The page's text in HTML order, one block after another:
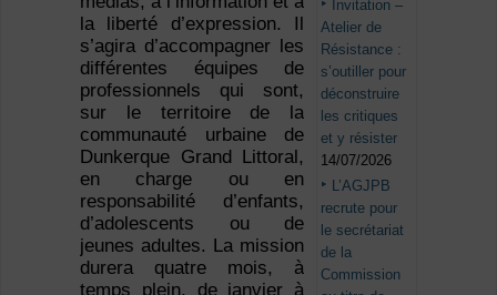
la liberté d’expression. Il
s’agira d’accompagner les
différentes équipes de
professionnels qui sont,
sur le territoire de la
communauté urbaine de
Dunkerque Grand Littoral,
en charge ou en
responsabilité d’enfants,
d’adolescents ou de
jeunes adultes. La mission
durera quatre mois, à
temps plein, de janvier à
Invitation –
Atelier de
Résistance :
s’outiller pour
déconstruire
les critiques
et y résister
14/07/2026
L’AGJPB
recrute pour
le secrétariat
de la
Commission